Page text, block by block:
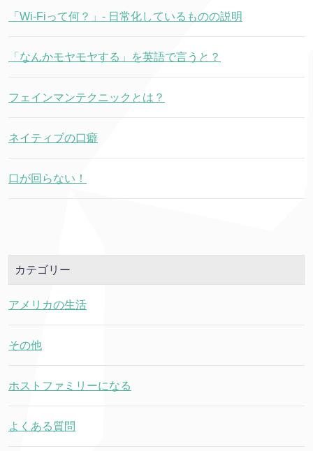
「Wi-Fiって何？」- 日常化しているものの説明
「なんかモヤモヤする」を英語で言うと？
フェインマンテクニックとは？
ネイティブの口癖
口が回らない！
カテゴリー
アメリカの生活
その他
ホストファミリーになる
よくある質問